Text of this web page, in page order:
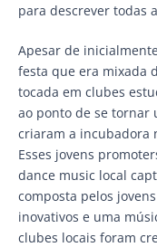
para descrever todas
Apesar de
festa que era mixada
tocada em clubes
ao ponto de se tornar
criaram a incubadora
Esses jovens
dance music local
composta pelos
inovativos e uma
clubes locais foram